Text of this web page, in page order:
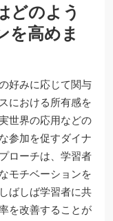
どのよう
を高めま
好みに応じて関与
における所有感を
世界の応用などの
参加を促すダイナ
ローチは、学習者
モチベーションを
ばしば学習者に共
を改善することが